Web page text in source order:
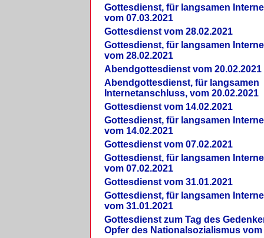
Gottesdienst, für langsamen
vom 07.03.2021
Gottesdienst vom 28.02.2021
Gottesdienst, für langsamen
vom 28.02.2021
Abendgottesdienst vom 20.02.2021
Abendgottesdienst, für langsamen
Internetanschluss, vom 20.02.2021
Gottesdienst vom 14.02.2021
Gottesdienst, für langsamen
vom 14.02.2021
Gottesdienst vom 07.02.2021
Gottesdienst, für langsamen
vom 07.02.2021
Gottesdienst vom 31.01.2021
Gottesdienst, für langsamen
vom 31.01.2021
Gottesdienst zum Tag des
Opfer des Nationalsozialismus vom